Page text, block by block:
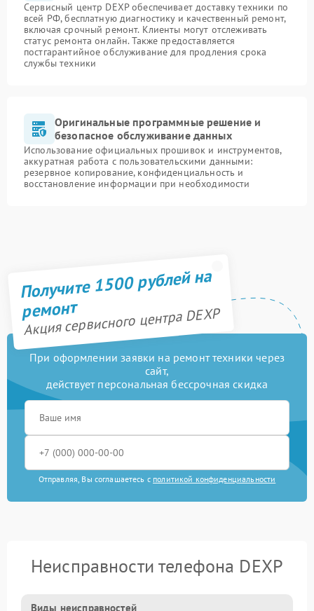
Сервисный центр DEXP обеспечивает доставку техники по
всей РФ, бесплатную диагностику и качественный ремонт,
включая срочный ремонт. Клиенты могут отслеживать
статус ремонта онлайн. Также предоставляется
постгарантийное обслуживание для продления срока
службы техники
Оригинальные программные решение и
безопасное обслуживание данных
Использование официальных прошивок и инструментов,
аккуратная работа с пользовательскими данными:
резервное копирование, конфиденциальность и
восстановление информации при необходимости
Получите 1500 рублей на
ремонт
Акция сервисного центра DEXP
При оформлении заявки на ремонт техники через
сайт,
действует персональная бессрочная скидка
Отправляя, Вы соглашаетесь с политикой конфиденциальности
Неисправности телефона DEXP
Виды неисправностей